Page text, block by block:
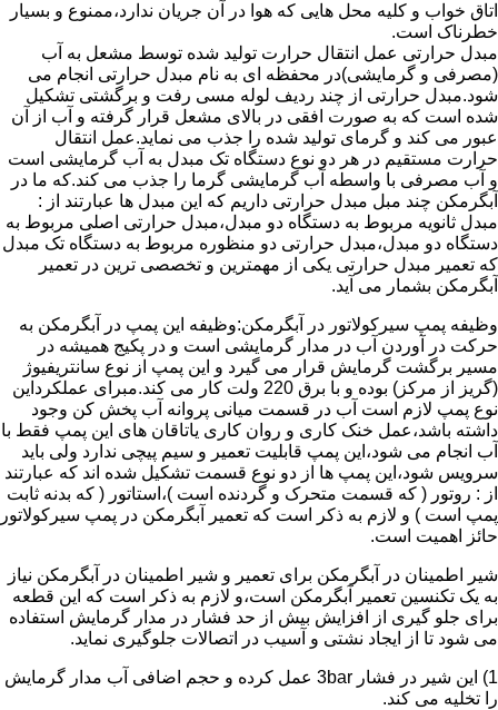
اتاق خواب و کلیه محل هایی که هوا در آن جریان ندارد،ممنوع و بسیار
خطرناک است.
مبدل حرارتی عمل انتقال حرارت تولید شده توسط مشعل به آب
(مصرفی و گرمایشی)در محفظه ای به نام مبدل حرارتی انجام می
شود.مبدل حرارتی از چند ردیف لوله مسی رفت و برگشتی تشکیل
شده است که به صورت افقی در بالای مشعل قرار گرفته و آب از آن
عبور می کند و گرمای تولید شده را جذب می نماید.عمل انتقال
حرارت مستقیم در هر دو نوع دستگاه تک مبدل به آب گرمایشی است
و آب مصرفی با واسطه آب گرمایشی گرما را جذب می کند.که ما در
آبگرمکن چند مبل مبدل حرارتی داریم که این مبدل ها عبارتند از :
مبدل ثانویه مربوط به دستگاه دو مبدل،مبدل حرارتی اصلی مربوط به
دستگاه دو مبدل،مبدل حرارتی دو منظوره مربوط به دستگاه تک مبدل
که تعمیر مبدل حرارتی یکی از مهمترین و تخصصی ترین در تعمیر
آبگرمکن بشمار می آید.
وظیفه پمپ سیرکولاتور در آبگرمکن:وظیفه این پمپ در آبگرمکن به
حرکت در آوردن آب در مدار گرمایشی است و در پکیج همیشه در
مسیر برگشت گرمایش قرار می گیرد و این پمپ از نوع سانتریفیوژ
(گریز از مرکز) بوده و با برق 220 ولت کار می کند.مبرای عملکرداین
نوع پمپ لازم است آب در قسمت میانی پروانه آب پخش کن وجود
داشته باشد،عمل خنک کاری و روان کاری یاتاقان های این پمپ فقط با
آب انجام می شود،این پمپ قابلیت تعمیر و سیم پیچی ندارد ولی باید
سرویس شود،این پمپ ها از دو نوع قسمت تشکیل شده اند که عبارتند
از : روتور ( که قسمت متحرک و گردنده است )،استاتور ( که بدنه ثابت
پمپ است ) و لازم به ذکر است که تعمیر آبگرمکن در پمپ سیرکولاتور
حائز اهمیت است.
شیر اطمینان در آبگرمکن برای تعمیر و شیر اطمینان در آبگرمکن نیاز
به یک تکنسین تعمیر آبگرمکن است،و لازم به ذکر است که این قطعه
برای جلو گیری از افزایش بیش از حد فشار در مدار گرمایش استفاده
می شود تا از ایجاد نشتی و آسیب در اتصالات جلوگیری نماید.
1) این شیر در فشار 3bar عمل کرده و حجم اضافی آب مدار گرمایش
را تخلیه می کند.